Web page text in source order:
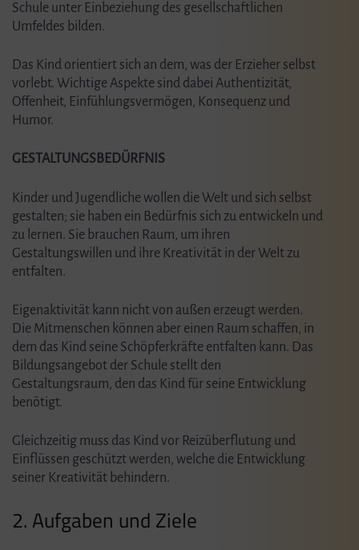
Schule unter Einbeziehung des gesellschaftlichen
Umfeldes bilden.
Das Kind orientiert sich an dem, was der Erzieher selbst
vorlebt. Wichtige Aspekte sind dabei Authentizität,
Offenheit, Einfühlungsvermögen, Konsequenz und
Humor.
GESTALTUNGSBEDÜRFNIS
Kinder und Jugendliche wollen die Welt und sich selbst
gestalten; sie haben ein Bedürfnis sich zu entwickeln und
zu lernen. Sie brauchen Raum, um ihren
Gestaltungswillen und ihre Kreativität in der Welt zu
entfalten.
Eigenaktivität kann nicht von außen erzeugt werden.
Die Mitmenschen können aber einen Raum schaffen, in
dem das Kind seine Schöpferkräfte entfalten kann. Das
Bildungsangebot der Schule stellt den
Gestaltungsraum, den das Kind für seine Entwicklung
benötigt.
Gleichzeitig muss das Kind vor Reizüberflutung und
Einflüssen geschützt werden, welche die Entwicklung
seiner Kreativität behindern.
2. Aufgaben und Ziele